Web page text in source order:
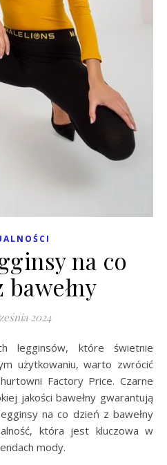
na co
2024
użytkowaniu, warto zwrócić
Factory Price. Czarne
jakości bawełny gwarantują
na co dzień z bawełny
która jest kluczowa w
mody.